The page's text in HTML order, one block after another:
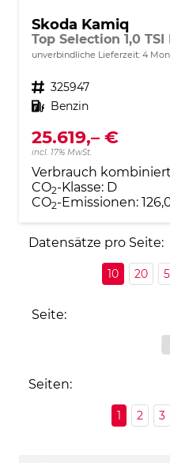
Skoda Kamiq
Top Selection 1,0 TSI
unverbindliche Lieferzeit: 4
Fahrzeugnr. 325947
Kraftstoff Benzin
25.619,– €
incl. 17% MwSt.
Verbrauch
CO2-Klasse: D
CO2-Emissionen:
Datensätze pro Seite:
10 20
Seite:
Seiten:
1 2 3